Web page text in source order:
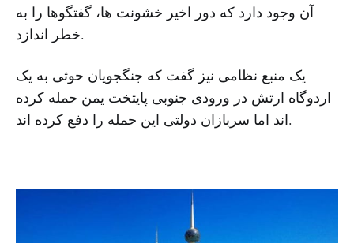
آن وجود دارد که دور اخیر خشونت ها، گفتگوها را به
خطر اندازد.
یک منبع نظامی نیز گفت که جنگجویان حوثی به یک
اردوگاه ارتش در ورودی جنوبی پایتخت یمن حمله کرده
اند اما سربازان دولتی این حمله را دفع کرده اند.